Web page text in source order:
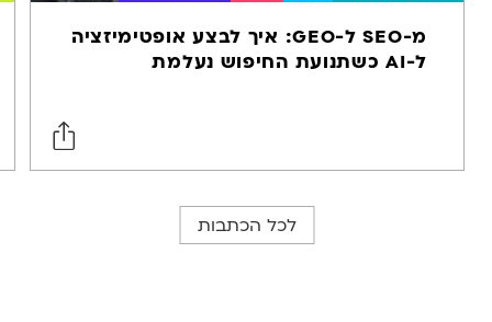
מ-SEO ל-GEO: איך לבצע אופטימיזציה
ל-AI כשתנועת החיפוש נעלמת
לכל הכתבות